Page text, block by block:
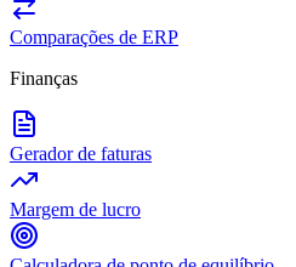
Comparações de ERP
Finanças
Gerador de faturas
Margem de lucro